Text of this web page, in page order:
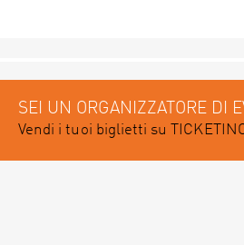
SEI UN ORGANIZZATORE DI
Vendi i tuoi biglietti su